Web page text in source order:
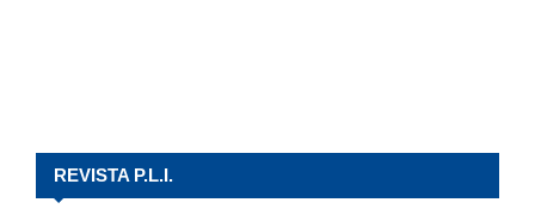
REVISTA P.L.I.